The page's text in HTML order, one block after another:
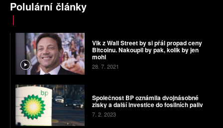
Polulární články
Vlk z Wall Street by si přál propad ceny
Bitcoinu. Nakoupil by pak, kolik by jen
mohl
28. 7. 2021
Společnost BP oznámila dvojnásobné
zisky a další investice do fosilních paliv
7. 2. 2023